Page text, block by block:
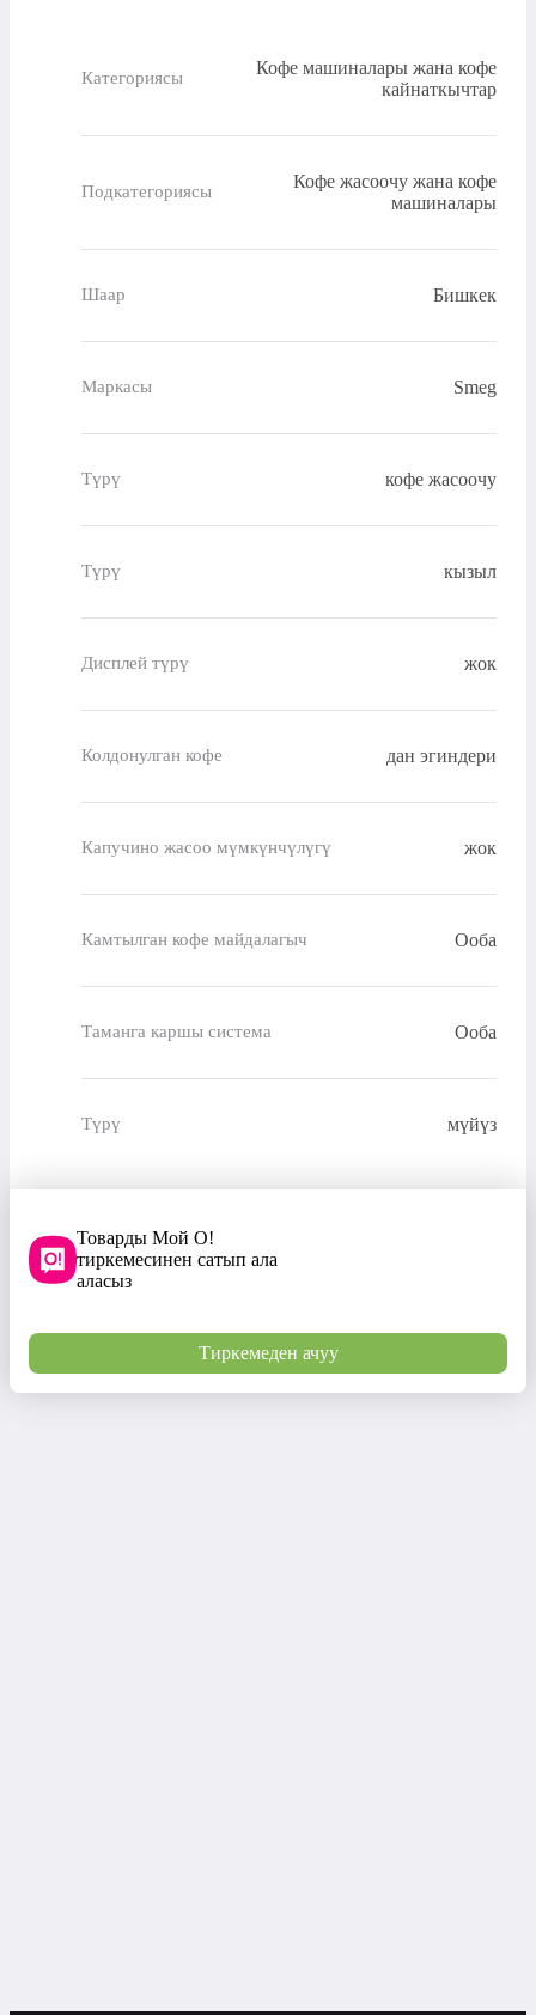
Категориясы
Кофе машиналары жана кофе
кайнаткычтар
Подкатегориясы
Кофе жасоочу жана кофе
машиналары
Шаар Бишкек
Маркасы Smeg
Түрү кофе жасоочу
Түрү кызыл
Дисплей түрү жок
Колдонулган кофе дан эгиндери
Капучино жасоо мүмкүнчүлүгү жок
Камтылган кофе майдалагыч Ооба
Таманга каршы система Ооба
Түрү мүйүз
Товарды Мой О!
тиркемесинен сатып ала
аласыз
Тиркемеден ачуу